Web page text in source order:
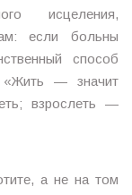
исцеления,
если больны
способ
«Жить — значит
взрослеть —
а не на том